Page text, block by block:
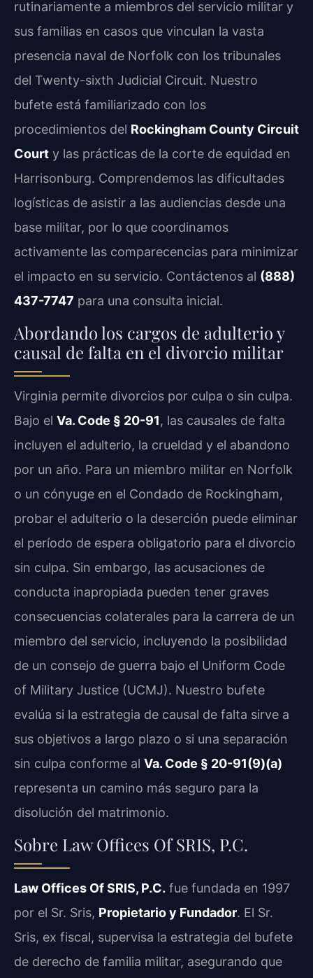
rutinariamente a miembros del servicio militar y
sus familias en casos que vinculan la vasta
presencia naval de Norfolk con los tribunales
del Twenty-sixth Judicial Circuit. Nuestro
bufete está familiarizado con los
procedimientos del Rockingham County Circuit
Court y las prácticas de la corte de equidad en
Harrisonburg. Comprendemos las dificultades
logísticas de asistir a las audiencias desde una
base militar, por lo que coordinamos
activamente las comparecencias para minimizar
el impacto en su servicio. Contáctenos al (888)
437-7747 para una consulta inicial.
Abordando los cargos de adulterio y
causal de falta en el divorcio militar
Virginia permite divorcios por culpa o sin culpa.
Bajo el Va. Code § 20-91, las causales de falta
incluyen el adulterio, la crueldad y el abandono
por un año. Para un miembro militar en Norfolk
o un cónyuge en el Condado de Rockingham,
probar el adulterio o la deserción puede eliminar
el período de espera obligatorio para el divorcio
sin culpa. Sin embargo, las acusaciones de
conducta inapropiada pueden tener graves
consecuencias colaterales para la carrera de un
miembro del servicio, incluyendo la posibilidad
de un consejo de guerra bajo el Uniform Code
of Military Justice (UCMJ). Nuestro bufete
evalúa si la estrategia de causal de falta sirve a
sus objetivos a largo plazo o si una separación
sin culpa conforme al Va. Code § 20-91(9)(a)
representa un camino más seguro para la
disolución del matrimonio.
Sobre Law Offices Of SRIS, P.C.
Law Offices Of SRIS, P.C. fue fundada en 1997
por el Sr. Sris, Propietario y Fundador. El Sr.
Sris, ex fiscal, supervisa la estrategia del bufete
de derecho de familia militar, asegurando que